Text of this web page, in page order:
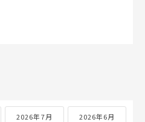
2026年7月 2026年6月